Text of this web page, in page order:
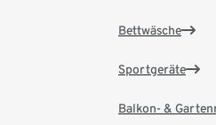
Bettwäsche
Sportgeräte
Balkon- &